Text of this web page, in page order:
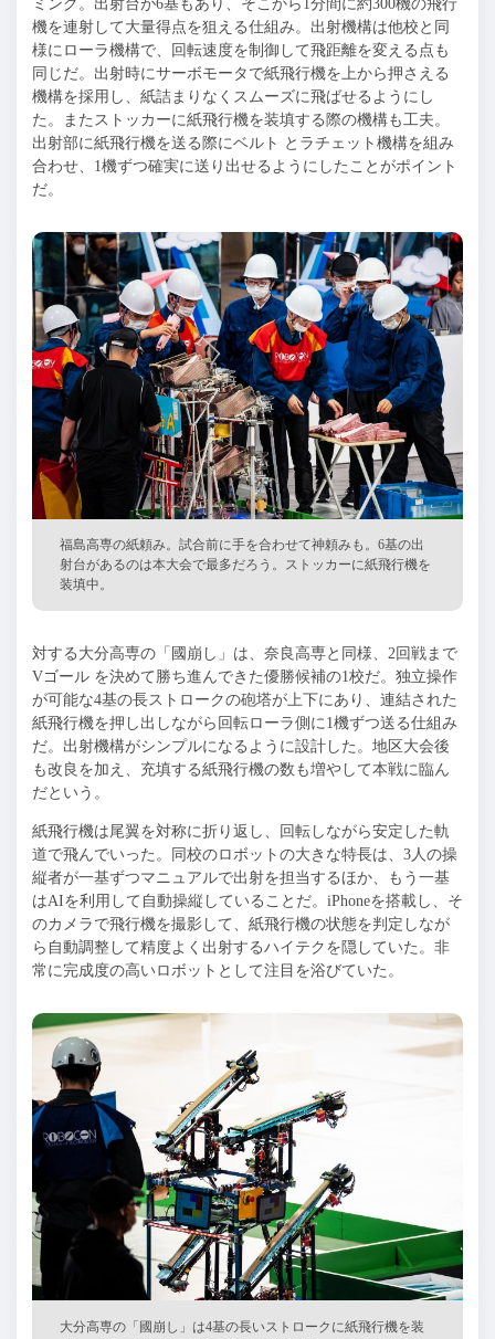
ミング。出射台が6基もあり、そこから1分間に約300機の飛行
機を連射して大量得点を狙える仕組み。出射機構は他校と同
様にローラ機構で、回転速度を制御して飛距離を変える点も
同じだ。出射時にサーボモータで紙飛行機を上から押さえる
機構を採用し、紙詰まりなくスムーズに飛ばせるようにし
た。またストッカーに紙飛行機を装填する際の機構も工夫。
出射部に紙飛行機を送る際にベルト とラチェット機構を組み
合わせ、1機ずつ確実に送り出せるようにしたことがポイント
だ。
福島高専の紙頼み。試合前に手を合わせて神頼みも。6基の出
射台があるのは本大会で最多だろう。ストッカーに紙飛行機を
装填中。
対する大分高専の「國崩し」は、奈良高専と同様、2回戦まで
Vゴール を決めて勝ち進んできた優勝候補の1校だ。独立操作
が可能な4基の長ストロークの砲塔が上下にあり、連結された
紙飛行機を押し出しながら回転ローラ側に1機ずつ送る仕組み
だ。出射機構がシンプルになるように設計した。地区大会後
も改良を加え、充填する紙飛行機の数も増やして本戦に臨ん
だという。
紙飛行機は尾翼を対称に折り返し、回転しながら安定した軌
道で飛んでいった。同校のロボットの大きな特長は、3人の操
縦者が一基ずつマニュアルで出射を担当するほか、もう一基
はAIを利用して自動操縦していることだ。iPhoneを搭載し、そ
のカメラで飛行機を撮影して、紙飛行機の状態を判定しなが
ら自動調整して精度よく出射するハイテクを隠していた。非
常に完成度の高いロボットとして注目を浴びていた。
大分高専の「國崩し」は4基の長いストロークに紙飛行機を装